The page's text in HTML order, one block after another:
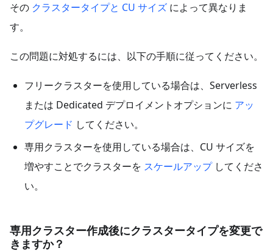
その クラスタータイプと CU サイズ によって異なりま
す。
この問題に対処するには、以下の手順に従ってください。
フリークラスターを使用している場合は、Serverless
または Dedicated デプロイメントオプションに アッ
プグレード してください。
専用クラスターを使用している場合は、CU サイズを
増やすことでクラスターを スケールアップしてくださ
い。
専用クラスター作成後にクラスタータイプを変更で
きますか？